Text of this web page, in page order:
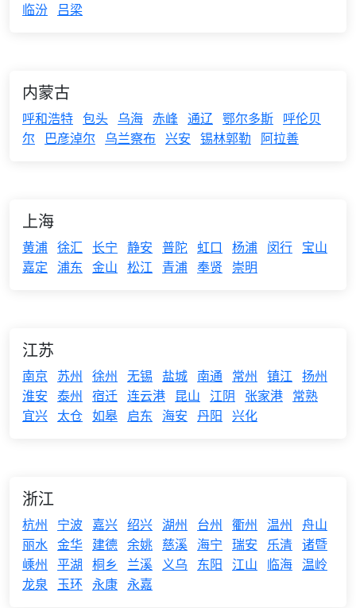
临汾 吕梁
内蒙古
呼和浩特 包头 乌海 赤峰 通辽 鄂尔多斯 呼伦贝
尔
巴彦淖尔 乌兰察布 兴安 锡林郭勒 阿拉善
上海
黄浦 徐汇 长宁 静安 普陀 虹口 杨浦 闵行 宝山
嘉定 浦东 金山 松江 青浦 奉贤 崇明
江苏
南京 苏州 徐州 无锡 盐城 南通 常州 镇江 扬州
淮安 泰州 宿迁 连云港 昆山 江阴 张家港 常熟
宜兴 太仓 如皋 启东 海安 丹阳 兴化
浙江
杭州 宁波 嘉兴 绍兴 湖州 台州 衢州 温州 舟山
丽水 金华 建德 余姚 慈溪 海宁 瑞安 乐清 诸暨
嵊州 平湖 桐乡 兰溪 义乌 东阳 江山 临海 温岭
龙泉
玉环 永康 永嘉